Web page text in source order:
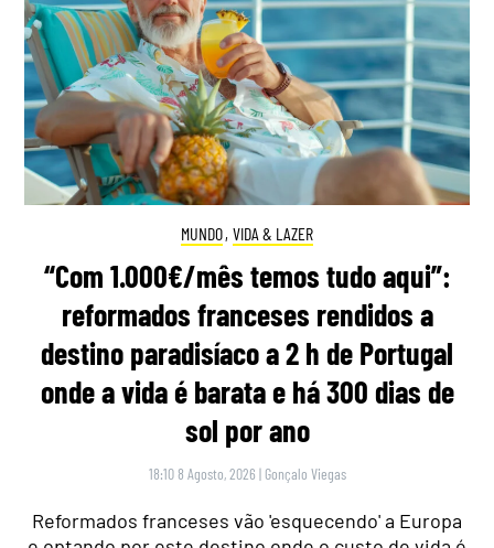
MUNDO, VIDA & LAZER
“Com 1.000€/mês temos tudo aqui”:
reformados franceses rendidos a
destino paradisíaco a 2 h de Portugal
onde a vida é barata e há 300 dias de
sol por ano
18:10 8 Agosto, 2026 | Gonçalo Viegas
Reformados franceses vão 'esquecendo' a Europa